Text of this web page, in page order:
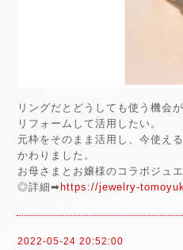
リングだとどうしても使う機会
リフォームして活用したい。
元枠をそのまま活用し、今使え
かわりました。
お母さまとお嬢様のコラボジュ
◎詳細➡ https://jewelry-
2022-05-24 20:52:00